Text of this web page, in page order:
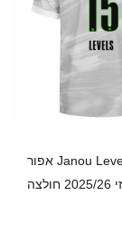
ילדים Janou Levels #15 אפור
לבן הרחק ג'רזי 2025/26 חולצה